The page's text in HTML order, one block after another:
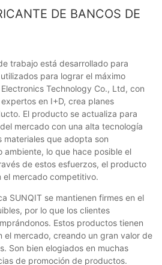
DE BANCOS DE
trabajo está desarrollado para
para lograr el máximo
Technology Co., Ltd, con
en I+D, crea planes
El producto se actualiza para
mercado con una alta tecnología
materiales que adopta son
ambiente, lo que hace posible el
de estos esfuerzos, el producto
el mercado competitivo.
SUNQIT se mantienen firmes en el
por lo que los clientes
Estos productos tienen
el mercado, creando un gran valor de
Son bien elogiados en muchas
de promoción de productos.